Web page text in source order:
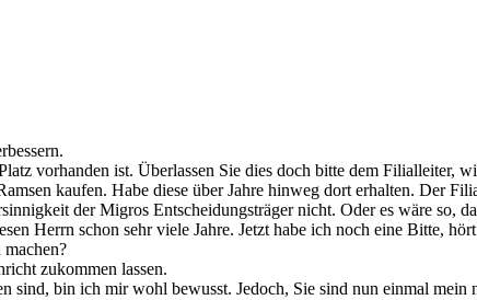
vorhanden ist. Überlassen Sie dies doch bitte dem Filialleiter,
kaufen. Habe diese über Jahre hinweg dort erhalten. Der
der Migros Entscheidungsträger nicht. Oder es wäre so,
Herrn schon sehr viele Jahre. Jetzt habe ich noch eine Bitte,
zukommen lassen.
sind, bin ich mir wohl bewusst. Jedoch, Sie sind nun einmal mein